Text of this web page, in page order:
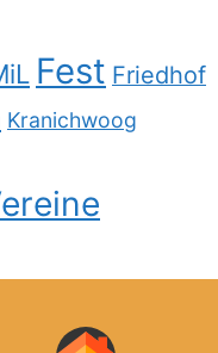
Fest Friedhof
Kranichwoog